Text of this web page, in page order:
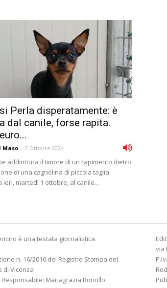
Perla disperatamente: è
dal canile, forse rapita.
Maso - 2 Ottobre 2024
addirittura il timore di un rapimento dietro
di una cagnolina di piccola taglia
ieri, martedì 1 ottobre, al canile...
è una testata giornalistica
n. 16/2016 del Registro Stampa del
di Vicenza
Mariagrazia Bonollo
via